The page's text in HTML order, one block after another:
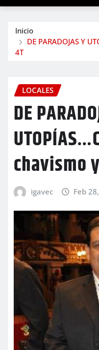
Inicio
DE PARADOJAS Y
4T
LOCALES
DE
chavismo
igavec Feb